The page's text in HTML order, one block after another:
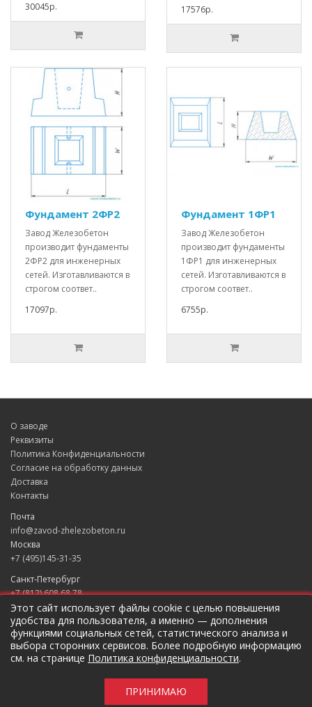
30045р.
17576р.
Фундамент 2ФР2
Завод Железобетон
производит фундаменты
2ФР2 для инженерных
сетей. Изготавливаются в
строгом соответ..
17097р.
Фундамент 1ФР1
Завод Железобетон
производит фундаменты
1ФР1 для инженерных
сетей. Изготавливаются в
строгом соответ..
6755р.
О заводе
Реквизиты
Политика Конфиденциальности
Согласие на обработку данных
Доставка
Контакты
Почта
info@zavod-zhelezobeton.ru
Москва
+7 (495)145-31-35
Санкт-Петербург
+7 (812) 608 68 78
Екатеринбург
+7 (343) 235 49 31
Краснодар
+7 (861) 205 79 37
Предложение не является публичной оффертой.
Этот сайт использует файлы cookie с целью повышения
удобства для пользователя, а именно — дополнения
функциями социальных сетей, статистического анализа и
выбора сторонних сервисов. Более подробную информацию
см. на странице Политика конфиденциальности.
ПРИНИМАЮ